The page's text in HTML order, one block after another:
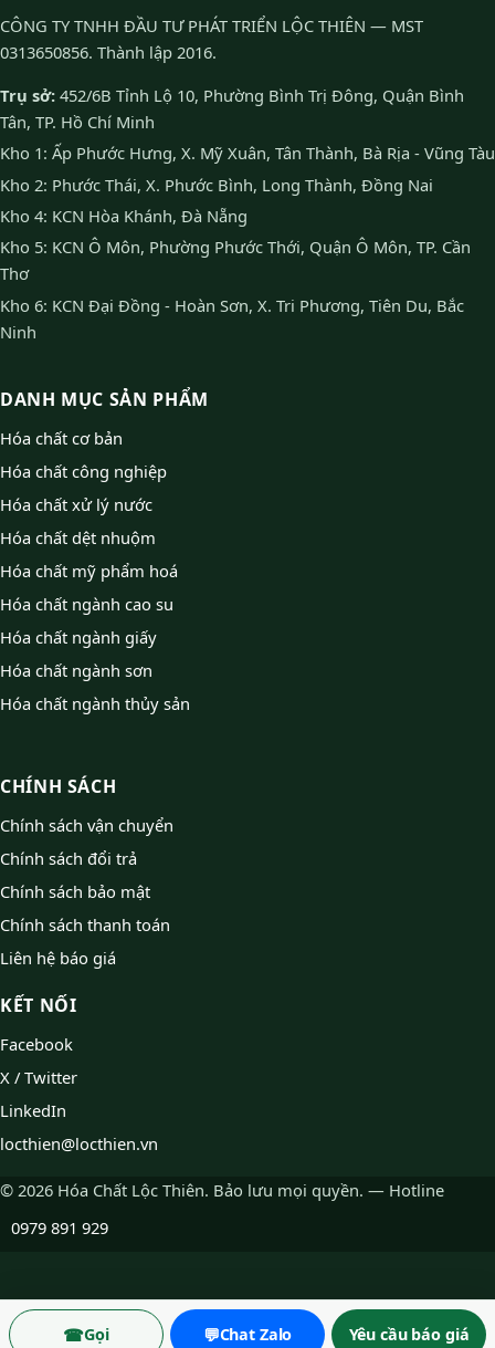
CÔNG TY TNHH ĐẦU TƯ PHÁT TRIỂN LỘC THIÊN — MST
0313650856. Thành lập 2016.
Trụ sở: 452/6B Tỉnh Lộ 10, Phường Bình Trị Đông, Quận Bình
Tân, TP. Hồ Chí Minh
Kho 1: Ấp Phước Hưng, X. Mỹ Xuân, Tân Thành, Bà Rịa - Vũng Tàu
Kho 2: Phước Thái, X. Phước Bình, Long Thành, Đồng Nai
Kho 4: KCN Hòa Khánh, Đà Nẵng
Kho 5: KCN Ô Môn, Phường Phước Thới, Quận Ô Môn, TP. Cần
Thơ
Kho 6: KCN Đại Đồng - Hoàn Sơn, X. Tri Phương, Tiên Du, Bắc
Ninh
DANH MỤC SẢN PHẨM
Hóa chất cơ bản
Hóa chất công nghiệp
Hóa chất xử lý nước
Hóa chất dệt nhuộm
Hóa chất mỹ phẩm hoá
Hóa chất ngành cao su
Hóa chất ngành giấy
Hóa chất ngành sơn
Hóa chất ngành thủy sản
CHÍNH SÁCH
Chính sách vận chuyển
Chính sách đổi trả
Chính sách bảo mật
Chính sách thanh toán
Liên hệ báo giá
KẾT NỐI
Facebook
X / Twitter
LinkedIn
locthien@locthien.vn
© 2026 Hóa Chất Lộc Thiên. Bảo lưu mọi quyền. — Hotline
0979 891 929
☎Gọi 💬Chat Zalo Yêu cầu báo giá